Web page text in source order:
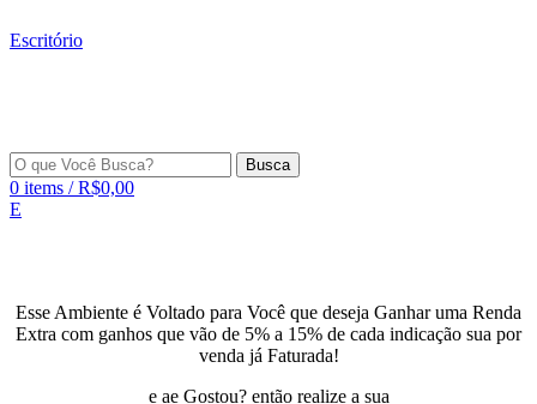
Escritório
Busca
0 items / R$0,00
E
Esse Ambiente é Voltado para Você que deseja Ganhar uma Renda
Extra com ganhos que vão de 5% a 15% de cada indicação sua por
venda já Faturada!
e ae Gostou? então realize a sua